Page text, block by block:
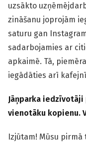
uzsākto
zināšanu joprojām
saturu gan
sadarbojamies ar
apkaimē. Tā,
iegādāties arī
Jāņparka
vienotāku kopienu.
Izjūtam! Mūsu